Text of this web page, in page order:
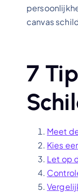
canvas
7
Meet
Kies
Let op